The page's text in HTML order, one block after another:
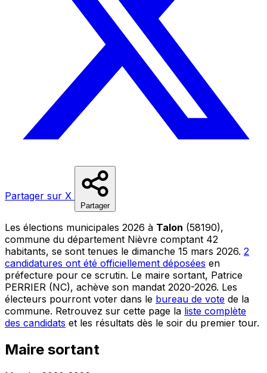
Partager sur X
Partager
Les élections municipales 2026 à Talon (58190),
commune du département Nièvre comptant 42
habitants, se sont tenues le dimanche 15 mars 2026. 2
candidatures ont été officiellement déposées en
préfecture pour ce scrutin. Le maire sortant, Patrice
PERRIER (NC), achève son mandat 2020-2026. Les
électeurs pourront voter dans le bureau de vote de la
commune. Retrouvez sur cette page la liste complète
des candidats et les résultats dès le soir du premier tour.
Maire sortant